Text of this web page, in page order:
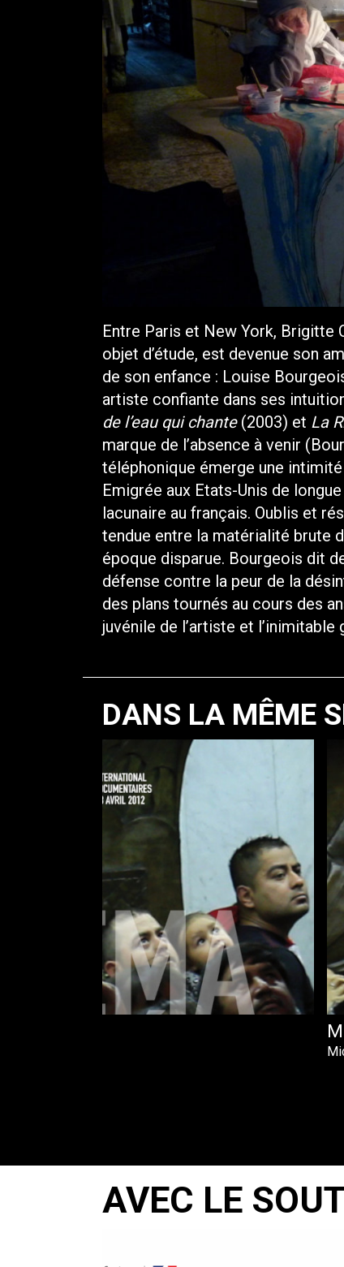
Entre Paris et New York, Brigitte
objet d’étude, est devenue son
de son enfance : Louise
artiste confiante dans ses
de l’eau qui chante(2003) et La
marque de l’absence à venir
téléphonique émerge une
Emigrée aux Etats-Unis de
lacunaire au français. Oublis et
tendue entre la matérialité brute
époque disparue. Bourgeois dit
défense contre la peur de la
des plans tournés au cours des
juvénile de l’artiste et l’inimitable
DANS LA MÊME
AVEC LE